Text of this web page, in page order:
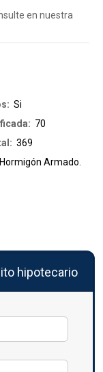
en nuestra
Si
70
369
Hormigón Armado.
hipotecario